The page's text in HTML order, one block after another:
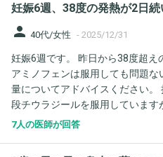
から、処方された薬を飲んでから
方された薬は過去に飲んだこと
妊娠6週、38度の発熱が2日
person 40代/女性 - 2025/12/31
妊娠6週です。 昨日から38度超え
アミノフェンは服用しても問題
量についてアドバイスください
段チウラジールを服用していま
います。
7人の医師が回答